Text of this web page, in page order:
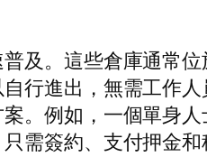
及。這些倉庫通常
行進出，無需工作
。例如，一個單身
需簽約、支付押金